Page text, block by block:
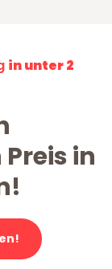
in unter 2
in